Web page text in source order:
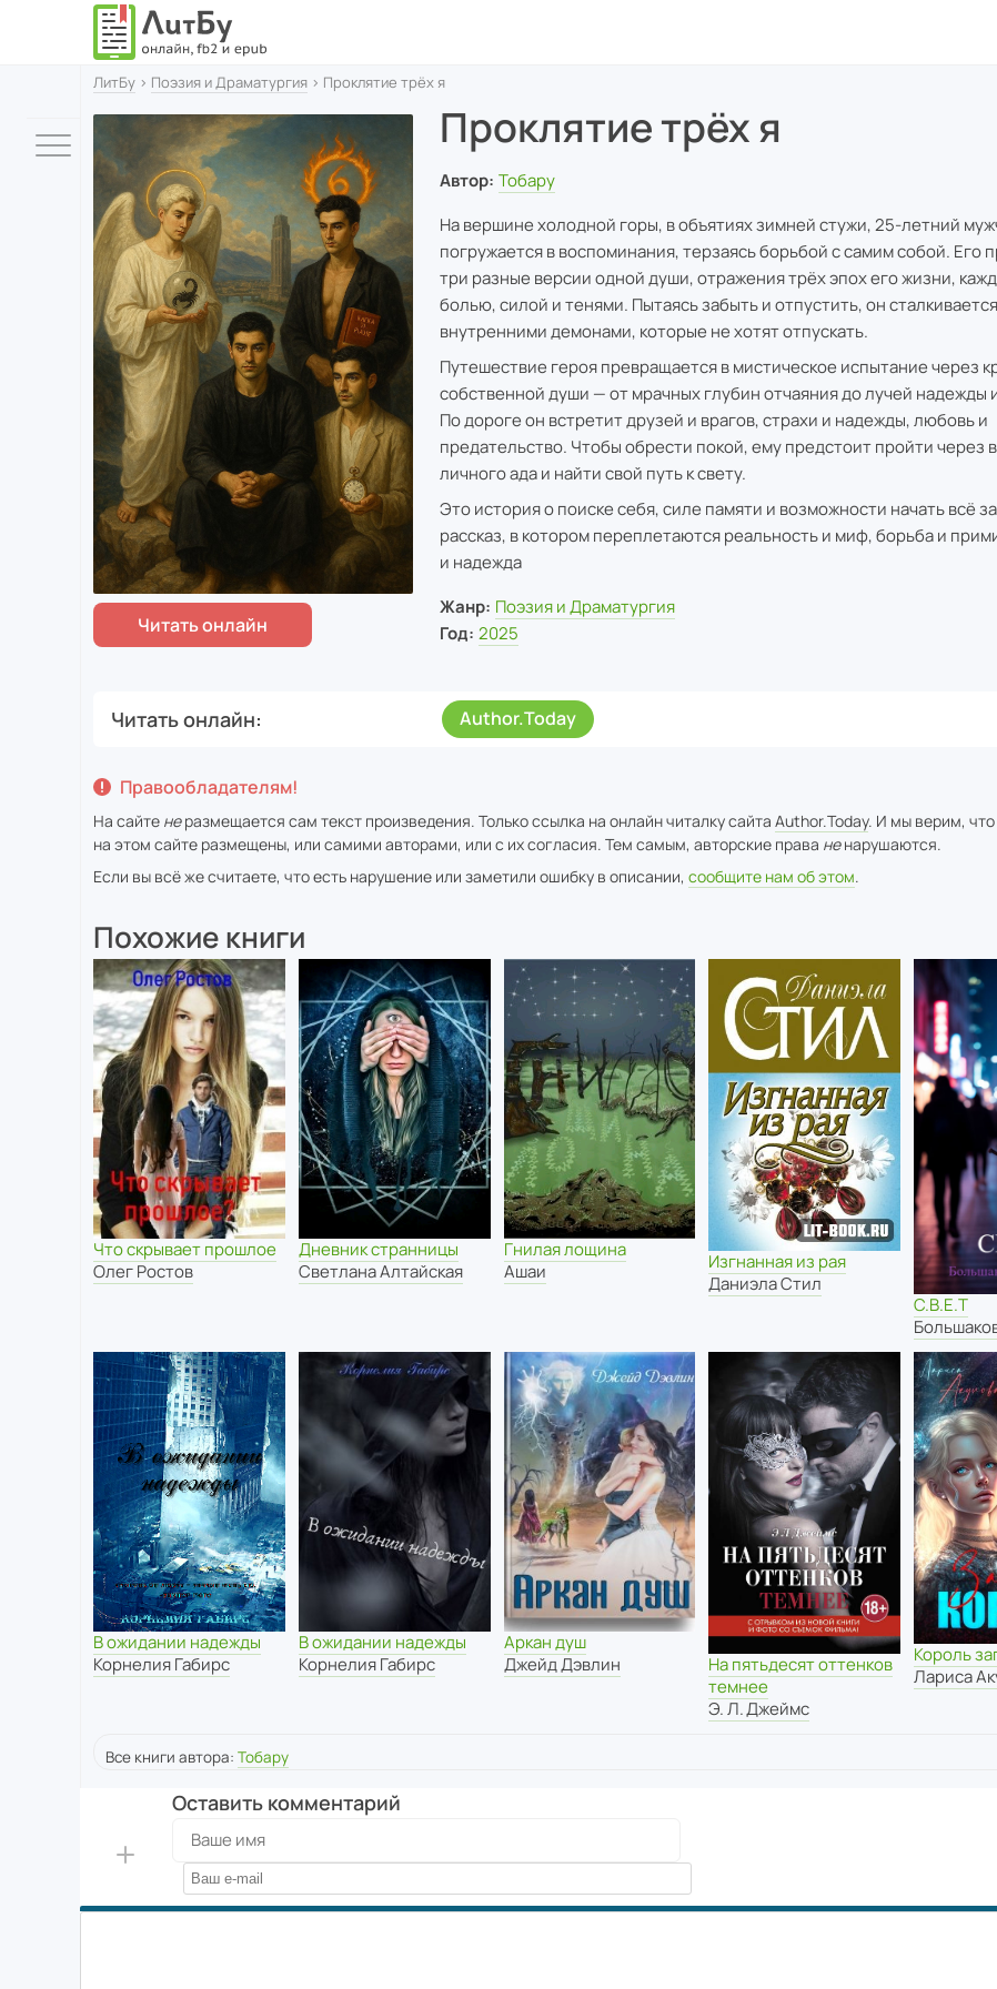
ЛитБу › Поэзия и Драматургия › Проклятие трёх я
Проклятие трёх я
Автор: Тобару
На вершине холодной горы, в объятиях зимней стужи, 25-летний
погружается в воспоминания, терзаясь борьбой с самим собой. Его
три разные версии одной души, отражения трёх эпох его жизни,
болью, силой и тенями. Пытаясь забыть и отпустить, он
внутренними демонами, которые не хотят отпускать.
Путешествие героя превращается в мистическое испытание через
собственной души — от мрачных глубин отчаяния до лучей надежды
По дороге он встретит друзей и врагов, страхи и надежды, любовь и
предательство. Чтобы обрести покой, ему предстоит пройти через
личного ада и найти свой путь к свету.
Это история о поиске себя, силе памяти и возможности начать всё
рассказ, в котором переплетаются реальность и миф, борьба и
и надежда
Жанр: Поэзия и Драматургия
Год: 2025
Читать онлайн Author.Today
Правообладателям!
На сайте неразмещается сам текст произведения. Только ссылка на онлайн читалку сайта Author.Today. И мы верим,
на этом сайте размещены, или самими авторами, или с их согласия. Тем самым, авторские права ненарушаются.
Если вы всё же считаете, что есть нарушение или заметили ошибку в описании, сообщите нам об этом.
Похожие книги
Что скрывает прошлое
Олег Ростов
Дневник странницы
Светлана Алтайская
Гнилая лощина
Ашаи
Изгнанная из рая
Даниэла Стил
С.В.Е.Т
В ожидании надежды
Корнелия Габирс
В ожидании надежды
Корнелия Габирс
Аркан душ
Джейд Дэвлин
На пятьдесят оттенков
темнее
Э. Л. Джеймс
Король
Лариса
Все книги автора: Тобару
Оставить комментарий